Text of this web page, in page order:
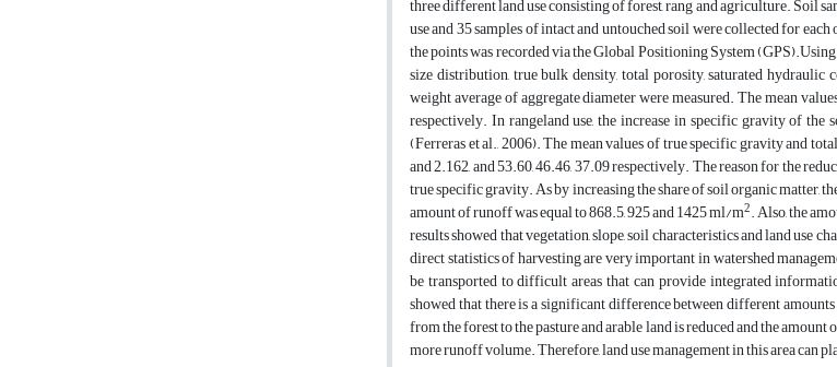
three different land use consisting of forest, rang and agriculture. Soil
use and 35 samples of intact and untouched soil were collected for
the points was recorded via the Global Positioning System
size distribution, true bulk density, total porosity, saturated
weight average of aggregate diameter were measured. The mean
respectively. In rangeland use, the increase in specific gravity of
(Ferreras et al., 2006). The mean values of true specific gravity and
and 2.162, and 53.60, 46.46, 37.09 respectively. The reason for the
true specific gravity. As by increasing the share of soil organic matter,
amount of runoff was equal to 868.5, 925 and 1425 ml/m2. Also, the
results showed that vegetation, slope, soil characteristics and land use
direct statistics of harvesting are very important in watershed
be transported to difficult areas that can provide integrated
showed that there is a significant difference between different
from the forest to the pasture and arable land is reduced and the
more runoff volume. Therefore, land use management in this area